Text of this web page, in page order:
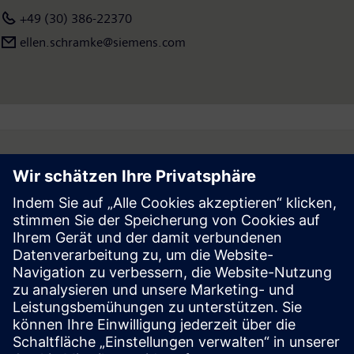
Internet unterwww.siemens.com
+49 (30) 386-22370
ellen.schramke@siemens.com
Follow
Press | Company | Siemens
© Siemens 1996 – 2026
Corporate Information